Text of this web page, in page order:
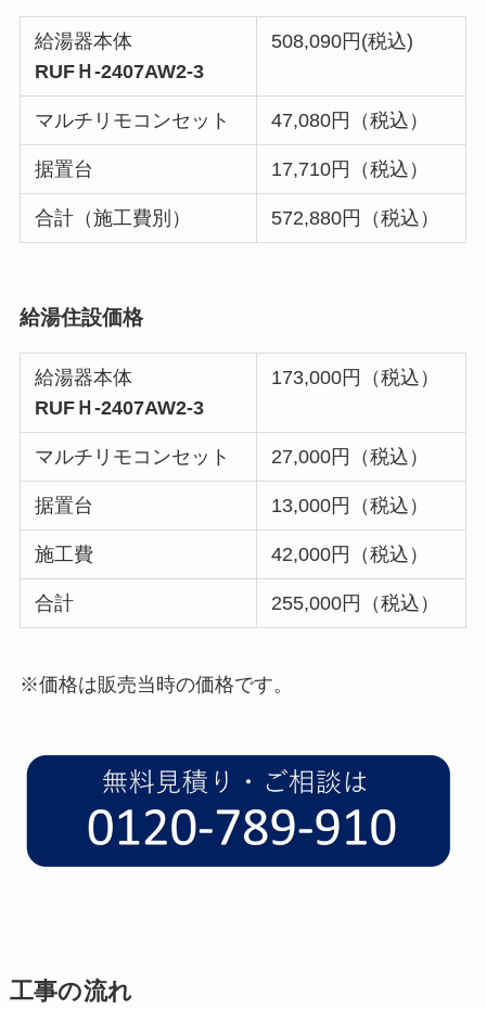
給湯器本体
RUFＨ-2407AW2-3
508,090円(税込)
マルチリモコンセット 47,080円（税込）
据置台 17,710円（税込）
合計（施工費別） 572,880円（税込）
給湯住設価格
給湯器本体
RUFＨ-2407AW2-3
173,000円（税込）
マルチリモコンセット 27,000円（税込）
据置台 13,000円（税込）
施工費 42,000円（税込）
合計 255,000円（税込）
※価格は販売当時の価格です。
工事の流れ